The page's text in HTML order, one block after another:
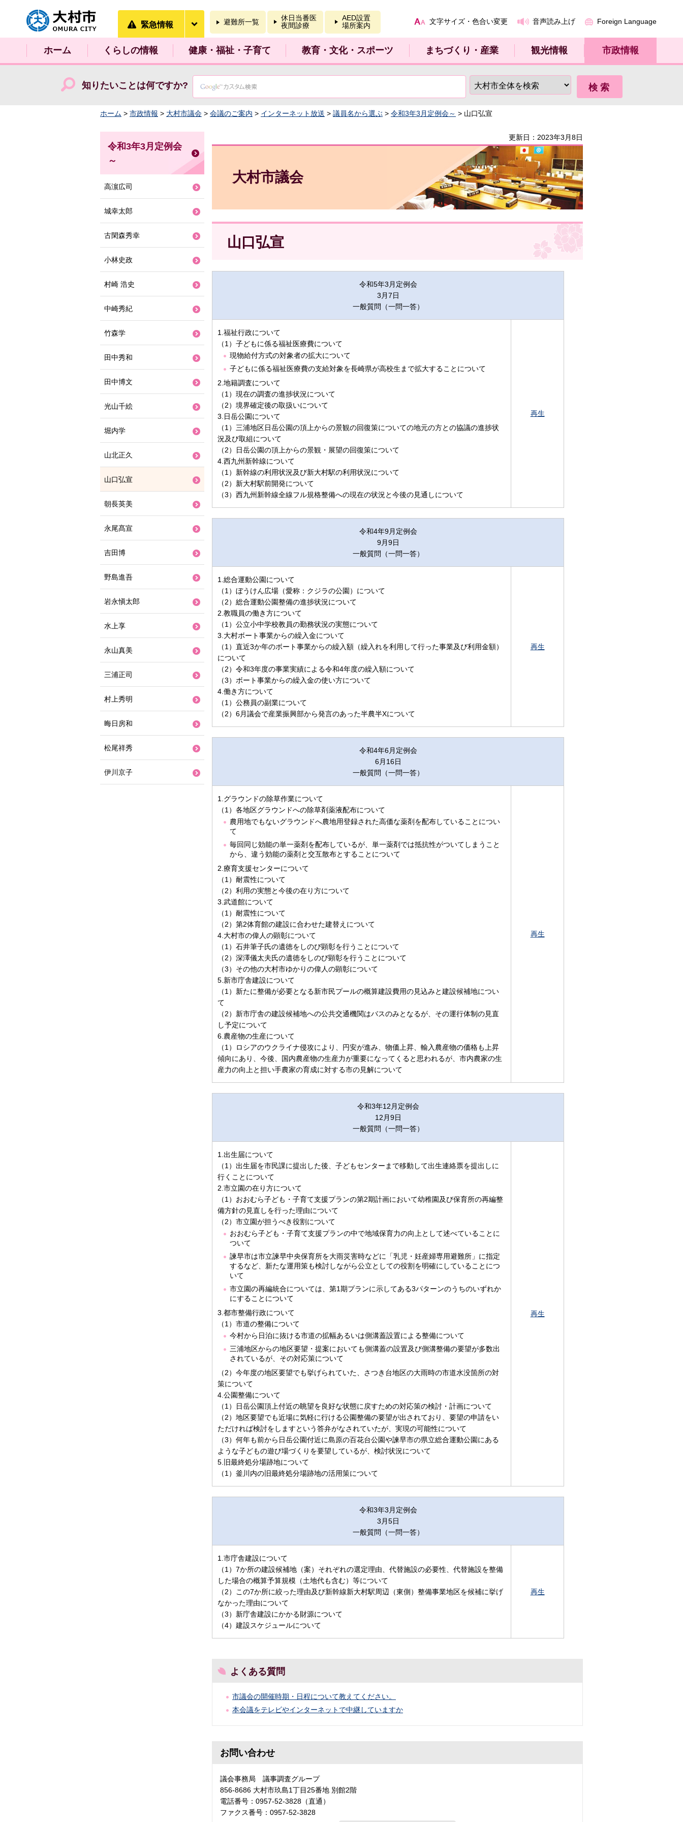
大村市
緊急情報 避難所一覧
休日当番医
夜間診療
AED設置
場所案内
文字サイズ・色合い変更 音声読み上げ Foreign Language
ホーム くらしの情報 健康・福祉・子育て 教育・文化・スポーツ まちづくり・産業 観光情報 市政情報
知りたいことは何ですか?
ホーム > 市政情報 > 大村市議会 > 会議のご案内 > インターネット放送 > 議員名から選ぶ > 令和3年3月定例会～ > 山口弘宣
更新日：2023年3月8日
大村市議会
山口弘宣
令和5年3月定例会
3月7日
一般質問（一問一答）
1.福祉行政について
（1）子どもに係る福祉医療費について
現物給付方式の対象者の拡大について
子どもに係る福祉医療費の支給対象を長崎県が高校生まで拡大することについて
2.地籍調査について
（1）現在の調査の進捗状況について
（2）境界確定後の取扱いについて
3.日岳公園について
（1）三浦地区日岳公園の頂上からの景観の回復策についての地元の方との協議の進捗状
況及び取組について
（2）日岳公園の頂上からの景観・展望の回復策について
4.西九州新幹線について
（1）新幹線の利用状況及び新大村駅の利用状況について
（2）新大村駅前開発について
（3）西九州新幹線全線フル規格整備への現在の状況と今後の見通しについて
再生
令和4年9月定例会
9月9日
一般質問（一問一答）
1.総合運動公園について
（1）ぼうけん広場（愛称：クジラの公園）について
（2）総合運動公園整備の進捗状況について
2.教職員の働き方について
（1）公立小中学校教員の勤務状況の実態について
3.大村ボート事業からの繰入金について
（1）直近3か年のボート事業からの繰入額（繰入れを利用して行った事業及び利用金額）
について
（2）令和3年度の事業実績による令和4年度の繰入額について
（3）ボート事業からの繰入金の使い方について
4.働き方について
（1）公務員の副業について
（2）6月議会で産業振興部から発言のあった半農半Xについて
再生
令和4年6月定例会
6月16日
一般質問（一問一答）
1.グラウンドの除草作業について
（1）各地区グラウンドへの除草剤薬液配布について
農用地でもないグラウンドへ農地用登録された高価な薬剤を配布していることについ
て
毎回同じ効能の単一薬剤を配布しているが、単一薬剤では抵抗性がついてしまうこと
から、違う効能の薬剤と交互散布とすることについて
2.療育支援センターについて
（1）耐震性について
（2）利用の実態と今後の在り方について
3.武道館について
（1）耐震性について
（2）第2体育館の建設に合わせた建替えについて
4.大村市の偉人の顕彰について
（1）石井筆子氏の遺徳をしのび顕彰を行うことについて
（2）深澤儀太夫氏の遺徳をしのび顕彰を行うことについて
（3）その他の大村市ゆかりの偉人の顕彰について
5.新市庁舎建設について
（1）新たに整備が必要となる新市民プールの概算建設費用の見込みと建設候補地につい
て
（2）新市庁舎の建設候補地への公共交通機関はバスのみとなるが、その運行体制の見直
し予定について
6.農産物の生産について
（1）ロシアのウクライナ侵攻により、円安が進み、物価上昇、輸入農産物の価格も上昇
傾向にあり、今後、国内農産物の生産力が重要になってくると思われるが、市内農家の生
産力の向上と担い手農家の育成に対する市の見解について
再生
令和3年12月定例会
12月9日
一般質問（一問一答）
1.出生届について
（1）出生届を市民課に提出した後、子どもセンターまで移動して出生連絡票を提出しに
行くことについて
2.市立園の在り方について
（1）おおむら子ども・子育て支援プランの第2期計画において幼稚園及び保育所の再編整
備方針の見直しを行った理由について
（2）市立園が担うべき役割について
おおむら子ども・子育て支援プランの中で地域保育力の向上として述べていることに
ついて
諫早市は市立諫早中央保育所を大雨災害時などに「乳児・妊産婦専用避難所」に指定
するなど、新たな運用策も検討しながら公立としての役割を明確にしていることにつ
いて
市立園の再編統合については、第1期プランに示してある3パターンのうちのいずれか
にすることについて
3.都市整備行政について
（1）市道の整備について
今村から日泊に抜ける市道の拡幅あるいは側溝蓋設置による整備について
三浦地区からの地区要望・提案においても側溝蓋の設置及び側溝整備の要望が多数出
されているが、その対応策について
（2）今年度の地区要望でも挙げられていた、さつき台地区の大雨時の市道水没箇所の対
策について
4.公園整備について
（1）日岳公園頂上付近の眺望を良好な状態に戻すための対応策の検討・計画について
（2）地区要望でも近場に気軽に行ける公園整備の要望が出されており、要望の申請をい
ただければ検討をしますという答弁がなされていたが、実現の可能性について
（3）何年も前から日岳公園付近に島原の百花台公園や諫早市の県立総合運動公園にある
ような子どもの遊び場づくりを要望しているが、検討状況について
5.旧最終処分場跡地について
（1）釜川内の旧最終処分場跡地の活用策について
再生
令和3年3月定例会
3月5日
一般質問（一問一答）
1.市庁舎建設について
（1）7か所の建設候補地（案）それぞれの選定理由、代替施設の必要性、代替施設を整備
した場合の概算予算規模（土地代も含む）等について
（2）この7か所に絞った理由及び新幹線新大村駅周辺（東側）整備事業地区を候補に挙げ
なかった理由について
（3）新庁舎建設にかかる財源について
（4）建設スケジュールについて
再生
よくある質問
市議会の開催時期・日程について教えてください。
本会議をテレビやインターネットで中継していますか
お問い合わせ
議会事務局 議事調査グループ
856-8686 大村市玖島1丁目25番地 別館2階
電話番号：0957-52-3828（直通）
ファクス番号：0957-52-3828
令和3年3月定例会
～
高濵広司
城幸太郎
古閑森秀幸
小林史政
村崎 浩史
中崎秀紀
竹森学
田中秀和
田中博文
光山千絵
堀内学
山北正久
山口弘宣
朝長英美
永尾髙宣
吉田博
野島進吾
岩永愼太郎
水上享
永山真美
三浦正司
村上秀明
晦日房和
松尾祥秀
伊川京子